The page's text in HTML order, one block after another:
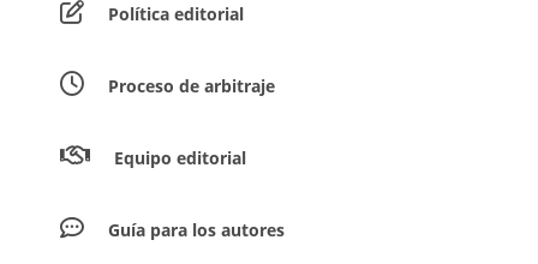
Política editorial
Proceso de arbitraje
Equipo editorial
Guía para los autores